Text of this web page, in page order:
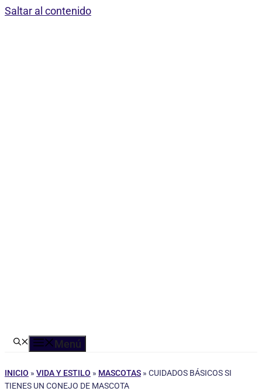
Saltar al contenido
Menú
INICIO » VIDA Y ESTILO » MASCOTAS » CUIDADOS BÁSICOS SI
TIENES UN CONEJO DE MASCOTA